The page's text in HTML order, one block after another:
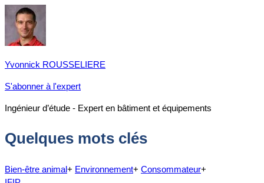
Yvonnick ROUSSELIERE
S'abonner à l'expert
Ingénieur d’étude - Expert en bâtiment et équipements
Quelques mots clés
Bien-être animal+ Environnement+ Consommateur+